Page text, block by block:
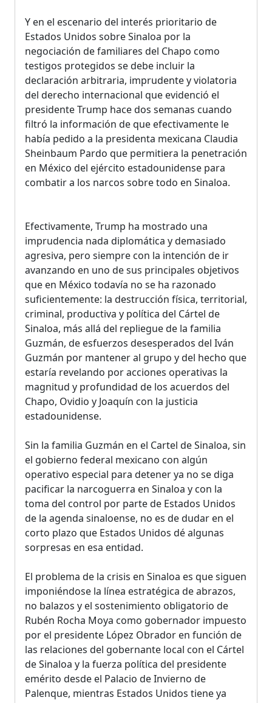
Y en el escenario del interés prioritario de
Estados Unidos sobre Sinaloa por la
negociación de familiares del Chapo como
testigos protegidos se debe incluir la
declaración arbitraria, imprudente y violatoria
del derecho internacional que evidenció el
presidente Trump hace dos semanas cuando
filtró la información de que efectivamente le
había pedido a la presidenta mexicana Claudia
Sheinbaum Pardo que permitiera la penetración
en México del ejército estadounidense para
combatir a los narcos sobre todo en Sinaloa.
Efectivamente, Trump ha mostrado una
imprudencia nada diplomática y demasiado
agresiva, pero siempre con la intención de ir
avanzando en uno de sus principales objetivos
que en México todavía no se ha razonado
suficientemente: la destrucción física, territorial,
criminal, productiva y política del Cártel de
Sinaloa, más allá del repliegue de la familia
Guzmán, de esfuerzos desesperados del Iván
Guzmán por mantener al grupo y del hecho que
estaría revelando por acciones operativas la
magnitud y profundidad de los acuerdos del
Chapo, Ovidio y Joaquín con la justicia
estadounidense.
Sin la familia Guzmán en el Cartel de Sinaloa, sin
el gobierno federal mexicano con algún
operativo especial para detener ya no se diga
pacificar la narcoguerra en Sinaloa y con la
toma del control por parte de Estados Unidos
de la agenda sinaloense, no es de dudar en el
corto plazo que Estados Unidos dé algunas
sorpresas en esa entidad.
El problema de la crisis en Sinaloa es que siguen
imponiéndose la línea estratégica de abrazos,
no balazos y el sostenimiento obligatorio de
Rubén Rocha Moya como gobernador impuesto
por el presidente López Obrador en función de
las relaciones del gobernante local con el Cártel
de Sinaloa y la fuerza política del presidente
emérito desde el Palacio de Invierno de
Palenque, mientras Estados Unidos tiene ya